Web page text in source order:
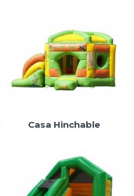
Casa Hinchable